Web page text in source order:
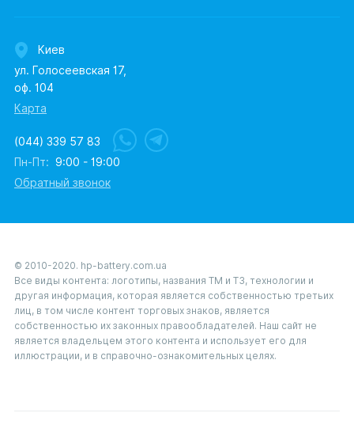
Киев
ул. Голосеевская 17,
оф. 104
Карта
(044) 339 57 83
Пн-Пт: 9:00 - 19:00
Обратный звонок
© 2010-2020. hp-battery.com.ua
Все виды контента: логотипы, названия ТМ и ТЗ, технологии и
другая информация, которая является собственностью третьих
лиц, в том числе контент торговых знаков, является
собственностью их законных правообладателей. Наш сайт не
является владельцем этого контента и использует его для
иллюстрации, и в справочно-ознакомительных целях.